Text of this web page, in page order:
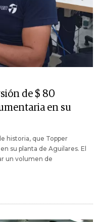
de $ 80
en su
historia, que Topper
su planta de Aguilares. El
un volumen de